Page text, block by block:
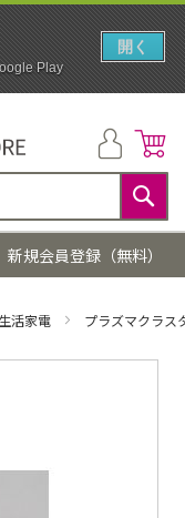
検
索
新規会員登録（無料）
活家電 プラズマクラス
Play
開く